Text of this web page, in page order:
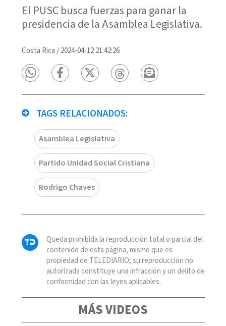
El PUSC busca fuerzas para ganar la
presidencia de la Asamblea Legislativa.
Costa Rica /2024-04-12 21:42:26
TAGS RELACIONADOS:
Asamblea Legislativa
Partido Unidad Social Cristiana
Rodrigo Chaves
Queda prohibida la reproducción total o parcial del
contenido de esta página, mismo que es
propiedad de TELEDIARIO; su reproducción no
autorizada constituye una infracción y un delito de
conformidad con las leyes aplicables.
MÁS VIDEOS